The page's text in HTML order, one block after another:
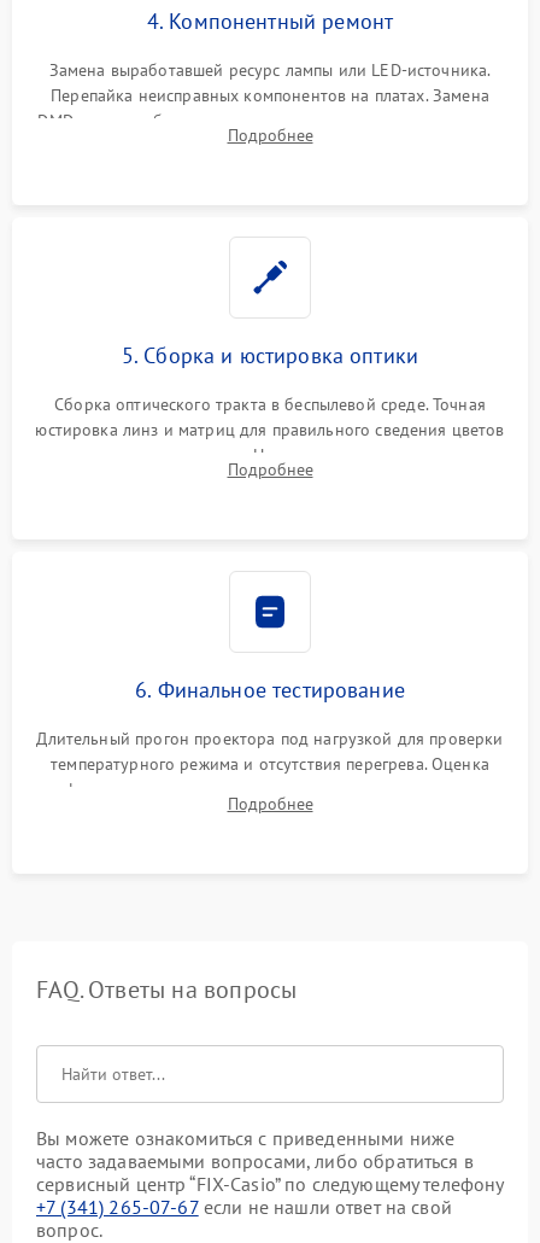
4. Компонентный ремонт
Замена выработавшей ресурс лампы или LED-источника.
Перепайка неисправных компонентов на платах. Замена
DMD-чипа при битых пикселях, установка нового цветового
колеса или восстановление сгоревших поляризационных
Подробнее
5. Сборка и юстировка оптики
Сборка оптического тракта в беспылевой среде. Точная
юстировка линз и матриц для правильного сведения цветов
и устранения размытия. Надежное подключение всех
шлейфов, установка датчиков и закрытие корпуса
Подробнее
6. Финальное тестирование
Длительный прогон проектора под нагрузкой для проверки
температурного режима и отсутствия перегрева. Оценка
фокуса, контрастности и цветопередачи на тестовых
таблицах. Проверка работы всех видеовходов и кнопок
Подробнее
FAQ. Ответы на вопросы
Вы можете ознакомиться с приведенными ниже
часто задаваемыми вопросами, либо обратиться в
сервисный центр “FIX-Casio” по следующему телефону
+7 (341) 265-07-67если не нашли ответ на свой
вопрос.